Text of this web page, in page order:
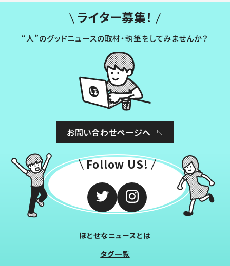
ライター募集！
“人”のグッドニュースの取材・執筆をしてみませんか？
お問い合わせページへ
Follow US!
ほとせなニュースとは
タグ一覧